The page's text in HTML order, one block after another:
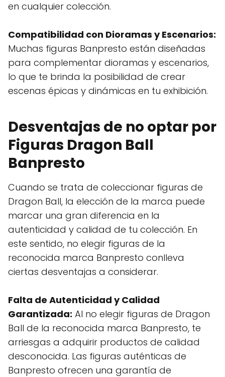
en cualquier colección.
Compatibilidad con Dioramas y Escenarios:
Muchas figuras Banpresto están diseñadas
para complementar dioramas y escenarios,
lo que te brinda la posibilidad de crear
escenas épicas y dinámicas en tu exhibición.
Desventajas de no optar por
Figuras Dragon Ball
Banpresto
Cuando se trata de coleccionar figuras de
Dragon Ball, la elección de la marca puede
marcar una gran diferencia en la
autenticidad y calidad de tu colección. En
este sentido, no elegir figuras de la
reconocida marca Banpresto conlleva
ciertas desventajas a considerar.
Falta de Autenticidad y Calidad
Garantizada: Al no elegir figuras de Dragon
Ball de la reconocida marca Banpresto, te
arriesgas a adquirir productos de calidad
desconocida. Las figuras auténticas de
Banpresto ofrecen una garantía de